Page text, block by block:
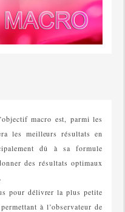
macro est, parmi les
les meilleurs résultats en
dû à sa formule
des résultats optimaux
pour délivrer la plus petite
à l’observateur de